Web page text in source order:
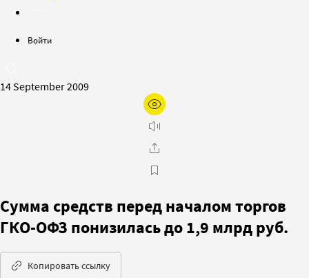
Войти
14 September 2009
Сумма средств перед началом торгов
ГКО-ОФЗ понизилась до 1,9 млрд руб.
Копировать ссылку